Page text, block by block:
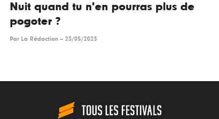
Nuit quand tu n'en pourras plus de
pogoter ?
Par La Rédaction -- 23/05/2023